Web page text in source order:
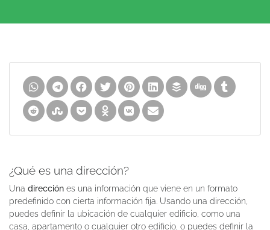
¿Qué es una dirección?
Una dirección es una información que viene en un formato
predefinido con cierta información fija. Usando una dirección,
puedes definir la ubicación de cualquier edificio, como una
casa, apartamento o cualquier otro edificio, o puedes definir la